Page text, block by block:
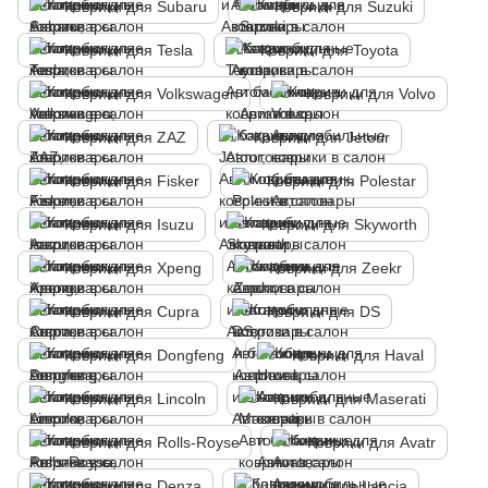
Коврики для Subaru Коврики для Suzuki
Коврики для Tesla Коврики для Toyota
Коврики для Volkswagen Коврики для Volvo
Коврики для ZAZ Коврики для Jetour
Коврики для Fisker Коврики для Polestar
Коврики для Isuzu Коврики для Skyworth
Коврики для Xpeng Коврики для Zeekr
Коврики для Cupra Коврики для DS
Коврики для Dongfeng Коврики для Haval
Коврики для Lincoln Коврики для Maserati
Коврики для Rolls-Royse Коврики для Avatr